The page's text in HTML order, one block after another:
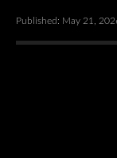
Published: May 21,